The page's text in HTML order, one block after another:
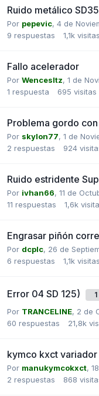
Ruido metálico
Por pepevic, 4 de
9 respuestas 1,1k visitas
Fallo acelerador
Por Wencesltz, 1 de
1 respuesta 695 visitas
Problema gordo
Por skylon77, 1 de
2 respuestas 924
Ruido estridente
Por ivhan66, 11 de
11 respuestas 1,6k
Engrasar piñón
Por dcplc, 26 de
6 respuestas 1,1k visitas
Error 04 SD 125) 1
Por TRANCELINE, 2 de
60 respuestas 21,8k
kymco kxct variador
Por manukymcokxct,
2 respuestas 868